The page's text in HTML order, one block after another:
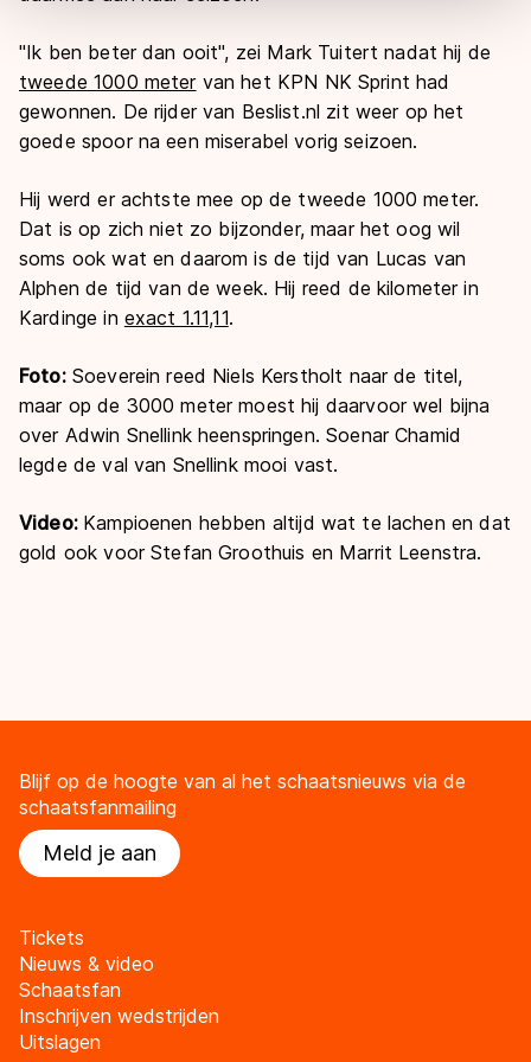
"Ik ben beter dan ooit", zei Mark Tuitert nadat hij de
tweede 1000 metervan het KPN NK Sprint had
gewonnen. De rijder van Beslist.nl zit weer op het
goede spoor na een miserabel vorig seizoen.
Hij werd er achtste mee op de tweede 1000 meter.
Dat is op zich niet zo bijzonder, maar het oog wil
soms ook wat en daarom is de tijd van Lucas van
Alphen de tijd van de week. Hij reed de kilometer in
Kardinge in exact 1.11,11.
Foto:Soeverein reed Niels Kerstholt naar de titel,
maar op de 3000 meter moest hij daarvoor wel bijna
over Adwin Snellink heenspringen. Soenar Chamid
legde de val van Snellink mooi vast.
Video: Kampioenen hebben altijd wat te lachen en dat
gold ook voor Stefan Groothuis en Marrit Leenstra.
Blijf op de hoogte van al het schaatsnieuws via de
schaatsfanmailing
Meld je aan
Tickets
Nieuws & video
Schaatsfan
Inschrijven wedstrijden
Uitslagen